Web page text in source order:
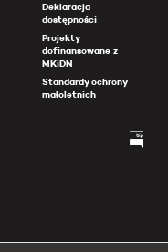
Deklaracja
dostępności
Projekty
dofinansowane z
MKiDN
Standardy ochrony
małoletnich